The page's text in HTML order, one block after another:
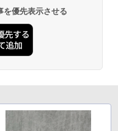
P40i オフホワイト
Flo Milli, ATL Jacob
ラベルレス 500ml ×24本
ナジウム含有 水 ミネラル
ボトル 静岡県産 500ミリリ
定】 い・ろ・は・す 2L P
17巻 (デジタル版ビッグガ
)
優先表示させる